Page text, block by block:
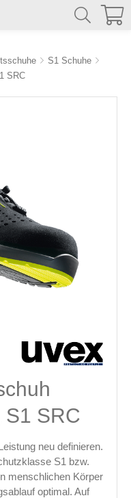
S1 Schuhe
SRC
S1 SRC
neu definieren.
S1 bzw.
menschlichen Körper
optimal. Auf